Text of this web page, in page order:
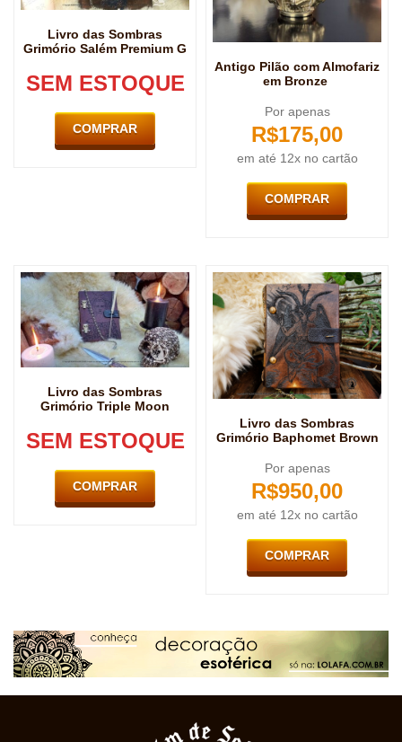
Livro das Sombras
Grimório Salém Premium G
SEM ESTOQUE
COMPRAR
Antigo Pilão com Almofariz
em Bronze
Por apenas
R$175,00
em até 12x no cartão
COMPRAR
Livro das Sombras
Grimório Triple Moon
SEM ESTOQUE
COMPRAR
Livro das Sombras
Grimório Baphomet Brown
Por apenas
R$950,00
em até 12x no cartão
COMPRAR